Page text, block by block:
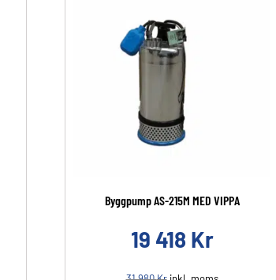
Byggpump AS-215M MED VIPPA
19 418 Kr